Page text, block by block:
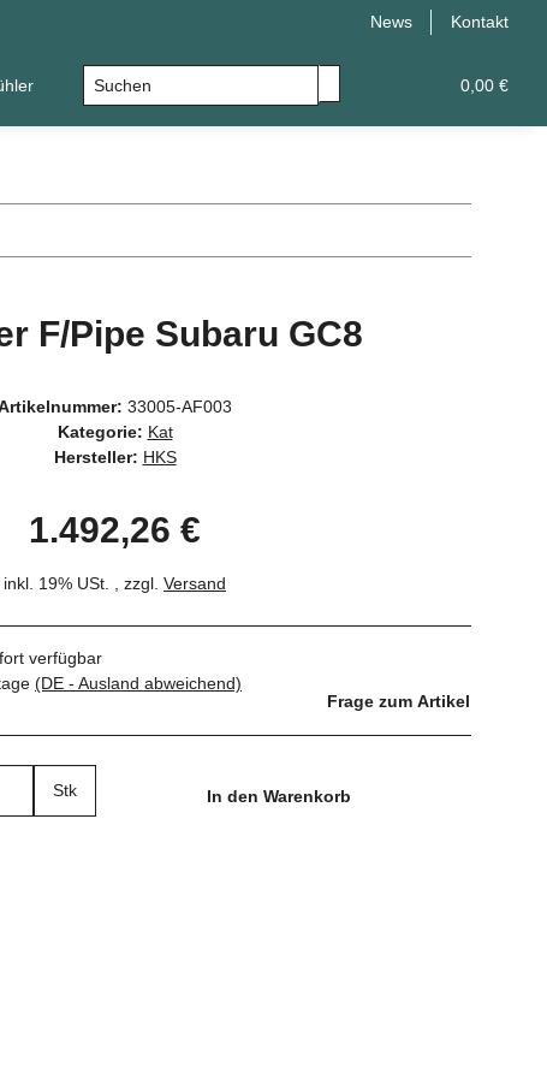
News Kontakt
0,00 €
Leistungsupgrade
F/Pipe Subaru GC8
33005-AF003
Kategorie: Kat
Hersteller: HKS
1.492,26 €
inkl. 19% USt. , zzgl. Versand
verfügbar
(DE - Ausland abweichend)
Frage zum Artikel
Stk In den Warenkorb